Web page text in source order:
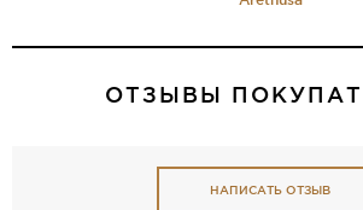
ОТЗЫВЫ
НАПИСАТЬ ОТЗЫВ